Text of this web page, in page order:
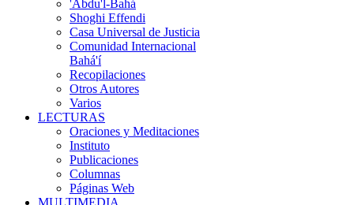
'Abdu'l-Bahá
Shoghi Effendi
Casa Universal de Justicia
Comunidad Internacional
Bahá'í
Recopilaciones
Otros Autores
Varios
LECTURAS
Oraciones y Meditaciones
Instituto
Publicaciones
Columnas
Páginas Web
MULTIMEDIA